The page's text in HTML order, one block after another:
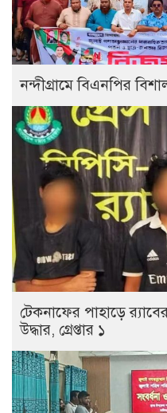
নন্দীগ্রামে বিএনপির
টেকনাফের পাহাড়ে
উদ্ধার, গ্রেপ্তার ১